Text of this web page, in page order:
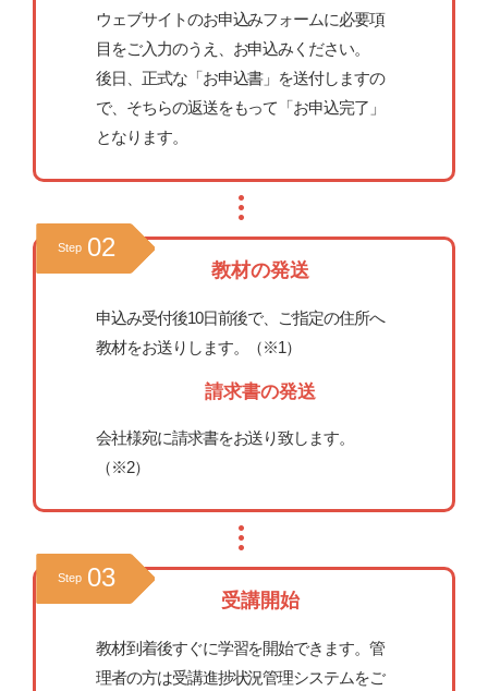
ウェブサイトのお申込みフォームに必要項
目をご入力のうえ、お申込みください。
後日、正式な「お申込書」を送付しますの
で、そちらの返送をもって「お申込完了」
となります。
Step 02
教材の発送
申込み受付後10日前後で、ご指定の住所へ
教材をお送りします。（※1）
請求書の発送
会社様宛に請求書をお送り致します。
（※2）
Step 03
受講開始
教材到着後すぐに学習を開始できます。管
理者の方は受講進捗状況管理システムをご